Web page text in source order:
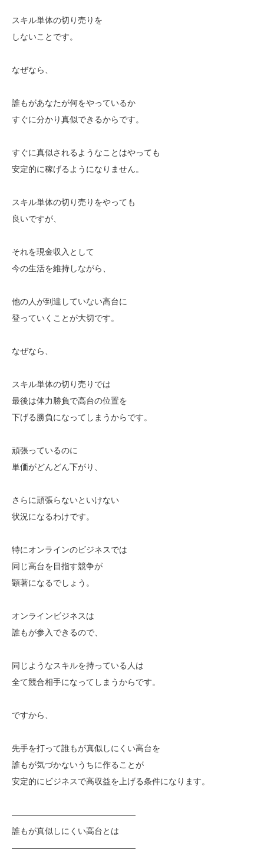
スキル単体の切り売りを
しないことです。
なぜなら、
誰もがあなたが何をやっているか
すぐに分かり真似できるからです。
すぐに真似されるようなことはやっても
安定的に稼げるようになりません。
スキル単体の切り売りをやっても
良いですが、
それを現金収入として
今の生活を維持しながら、
他の人が到達していない高台に
登っていくことが大切です。
なぜなら、
スキル単体の切り売りでは
最後は体力勝負で高台の位置を
下げる勝負になってしまうからです。
頑張っているのに
単価がどんどん下がり、
さらに頑張らないといけない
状況になるわけです。
特にオンラインのビジネスでは
同じ高台を目指す競争が
顕著になるでしょう。
オンラインビジネスは
誰もが参入できるので、
同じようなスキルを持っている人は
全て競合相手になってしまうからです。
ですから、
先手を打って誰もが真似しにくい高台を
誰もが気づかないうちに作ることが
安定的にビジネスで高収益を上げる条件になります。
———————————————
誰もが真似しにくい高台とは
———————————————